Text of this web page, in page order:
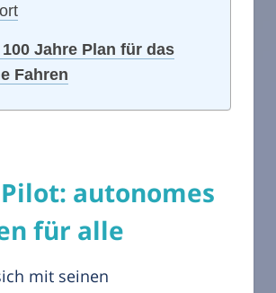
Jahre Plan für das
Fahren
autonomes
für alle
mit seinen